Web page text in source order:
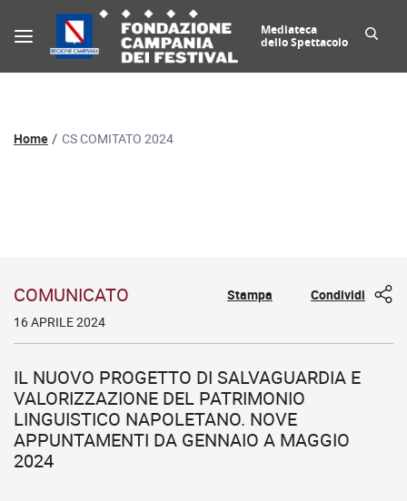
Mediateca
dello Spettacolo
Percorso di navigazione
Home CS COMITATO 2024
COMUNICATO
16 APRILE 2024
Stampa Condividi
IL NUOVO PROGETTO DI SALVAGUARDIA E
VALORIZZAZIONE DEL PATRIMONIO
LINGUISTICO NAPOLETANO. NOVE
APPUNTAMENTI DA GENNAIO A MAGGIO
2024